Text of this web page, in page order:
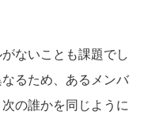
ないことも課題でし
るため、あるメンバ
の誰かを同じように